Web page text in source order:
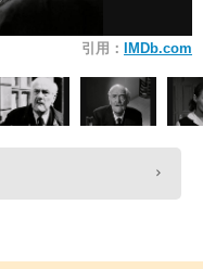
引用： IMDb.com